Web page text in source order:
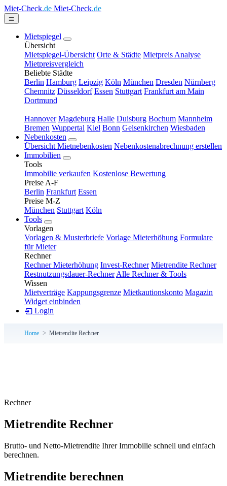
Miet-Check.de Miet-Check.de
Mietspiegel
Übersicht
Mietspiegel-Übersicht Orte & Städte Mietpreis Analyse
Mietpreisvergleich
Beliebte Städte
Berlin Hamburg Leipzig Köln München Dresden Nürnberg
Chemnitz Düsseldorf Essen Stuttgart Frankfurt am Main
Dortmund
Hannover Magdeburg Halle Duisburg Bochum Mannheim
Bremen Wuppertal Kiel Bonn Gelsenkirchen Wiesbaden
Nebenkosten
Übersicht Mietnebenkosten Nebenkostenabrechnung erstellen
Immobilien
Tools
Immobilie verkaufen Kostenlose Bewertung
Preise A-F
Berlin Frankfurt Essen
Preise M-Z
München Stuttgart Köln
Tools
Vorlagen
Vorlagen & Musterbriefe Vorlage Mieterhöhung Formulare
für Mieter
Rechner
Rechner Mieterhöhung Invest-Rechner Mietrendite Rechner
Restnutzungsdauer-Rechner Alle Rechner & Tools
Wissen
Mietverträge Kappungsgrenze Mietkautionskonto Magazin
Widget einbinden
Login
Home Mietrendite Rechner
Rechner
Mietrendite Rechner
Brutto- und Netto-Mietrendite Ihrer Immobilie schnell und einfach
berechnen.
Mietrendite berechnen